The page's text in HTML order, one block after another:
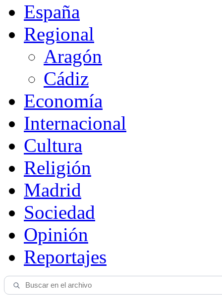
España
Regional
Aragón
Cádiz
Economía
Internacional
Cultura
Religión
Madrid
Sociedad
Opinión
Reportajes